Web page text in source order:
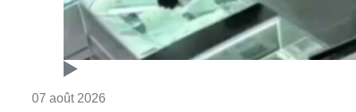
07 août 2026